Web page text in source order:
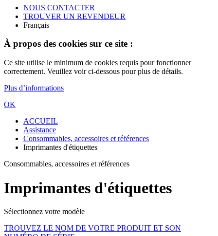
NOUS CONTACTER
TROUVER UN REVENDEUR
Français
À propos des cookies sur ce site :
Ce site utilise le minimum de cookies requis pour fonctionner
correctement. Veuillez voir ci-dessous pour plus de détails.
Plus d’informations
OK
ACCUEIL
Assistance
Consommables, accessoires et références
Imprimantes d'étiquettes
Consommables, accessoires et références
Imprimantes d'étiquettes
Sélectionnez votre modèle
TROUVEZ LE NOM DE VOTRE PRODUIT ET SON